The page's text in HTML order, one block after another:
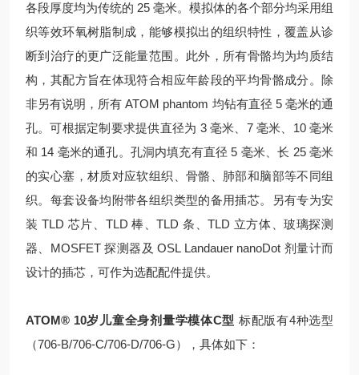
各段厚度均为传统的 25 毫米。模拟体的各个部分均采用组
织等效环氧树脂制成，能够模拟出的组织特性，覆盖从诊
断到治疗的更广泛能量范围。此外，所有骨骼均为均质结
构，其配方旨在体现符合相应年龄段的平均骨骼成分。除
非另有说明，所有 ATOM phantom 均钻有直径 5 毫米的通
孔。可根据定制要求提供直径为 3 毫米、7 毫米、10 毫米
和 14 毫米的通孔。孔洞内填充有直径 5 毫米、长 25 毫米
的实心塞，材质对应软组织、骨骼、肺部和脑部等不同组
织。每套设备均附带各组织类型的备用插芯。另有专为安
装 TLD 芯片、TLD 棒、TLD 条、TLD 立方体、玻璃探测
器、MOSFET 探测器及 OSL Landauer nanoDot 剂量计而
设计的插芯，可作为选配配件提供。
ATOM® 10岁儿童全身剂量学模体C型 标配版有4种选型
（706-B/706-C/706-D/706-G），具体如下：